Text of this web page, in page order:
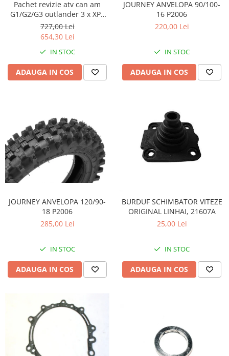
Pachet revizie atv can am
G1/G2/G3 outlander 3 x XPS
can am ulei 5w40 BRP, ULEI
GRUP FATA XPS 75W90, ULEI
GRUP SPATE SI CUTIE
75W140.FILTRU ULEI ORIGINAL
CAN AM
727,00 Lei
654,30 Lei
IN STOC
ADAUGA IN COS
JOURNEY ANVELOPA 90/100-
16 P2006
220,00 Lei
IN STOC
ADAUGA IN COS
JOURNEY ANVELOPA 120/90-
18 P2006
285,00 Lei
IN STOC
ADAUGA IN COS
BURDUF SCHIMBATOR VITEZE
ORIGINAL LINHAI, 21607A
25,00 Lei
IN STOC
ADAUGA IN COS